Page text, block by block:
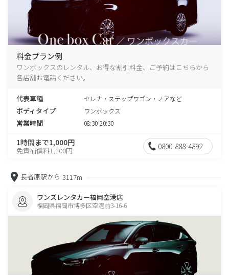
料金プラン例
ワンボックスのレンタル、お得な割引料金、ご予約はこちらから
各店舗お電話ください。
代表車種 セレナ・ステップワゴン・ノアなど
ボディタイプ ワンボックス
営業時間 08:30-20:30
1時間まで1,000円
免責補償料1,100円 0800-888-4892
長者原駅から 3117m
ワンズレンタカー福岡空港店
福岡県福岡市博多区空港前3-16-6